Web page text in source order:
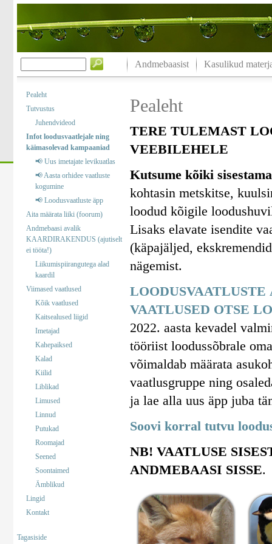
Andmebaasist Kasulikud
Pealeht
Tutvustus
Juhendvideod
Infot loodusvaatlejale ning
käimasolevad kampaaniad
📢 Uus imetajate levikuatlas
📢 Aasta orhidee vaatluste
kogumine
📢 Loodusvaatluste äpp
Aita määrata liiki (foorum)
Andmebaasi avalik
KAARDIRAKENDUS (ajutiselt
ei tööta!)
Liikumispiirangutega alad
kaardil
Viimased vaatlused
Kõik vaatlused
Kaitsealused liigid
Imetajad
Kahepaiksed
Kalad
Kiilid
Liblikad
Limused
Linnud
Putukad
Roomajad
Seened
Soontaimed
Ämblikud
Lingid
Kontakt
Tagasiside
Pealeht
TERE TULEMAST
VEEBILEHELE
Kutsume kõiki
kohtasin metskitse,
loodud kõigile
Lisaks elavate isendite
(käpajäljed,
nägemist.
VAATLUSED OTSE
2022. aasta kevadel
tööriist loodussõbrale
võimaldab määrata
vaatlusgruppe ning
ja lae alla uus äpp juba
Soovi korral tutvu
NB! VAATLUSE
ANDMEBAASI SISSE.